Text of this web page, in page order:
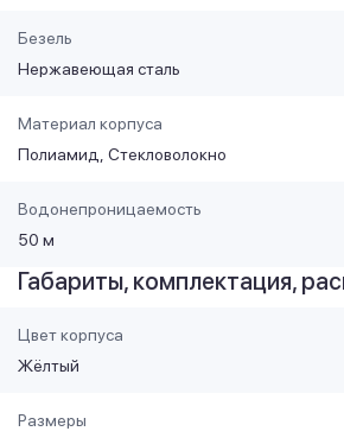
Безель
Нержавеющая сталь
Материал корпуса
Полиамид
Стекловолокно
Водонепроницаемость
50 м
Габариты, комплектация,
Цвет корпуса
Жёлтый
Размеры